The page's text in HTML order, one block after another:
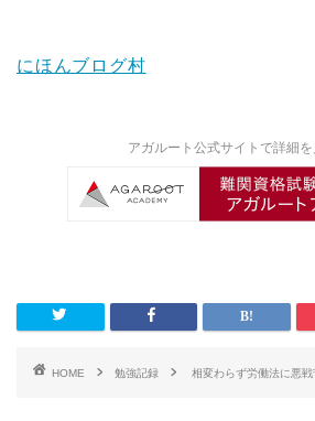
にほんブログ村
アガルート公式サイトで詳細
HOME 勉強記録 相変わらず労働法に悪戦